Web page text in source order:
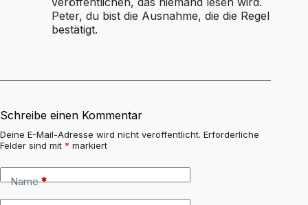
Peter, du bist die Ausnahme, die die Regel
bestätigt.
Schreibe einen Kommentar
Deine E-Mail-Adresse wird nicht veröffentlicht. Erforderliche
Felder sind mit * markiert
Name*